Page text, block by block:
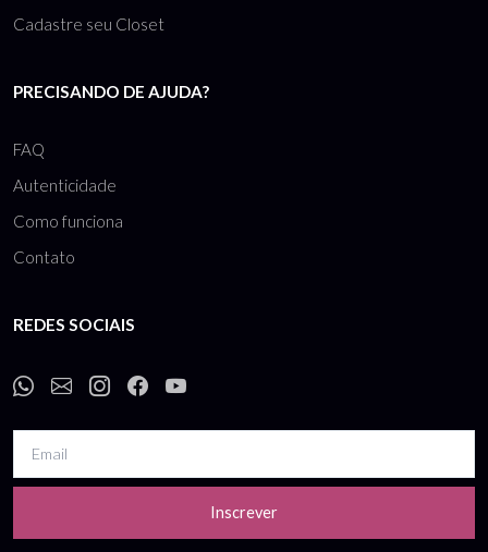
Cadastre seu Closet
PRECISANDO DE AJUDA?
FAQ
Autenticidade
Como funciona
Contato
REDES SOCIAIS
Inscrever